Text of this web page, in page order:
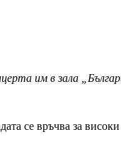
им в зала
се връчва за